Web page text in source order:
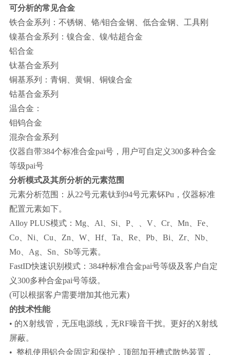
可分析的常见合金
铁合金系列：不锈钢、铬/钼合金钢、低合金钢、工具刚
镍基合金系列：镍合金、镍/钴超合金
铝合金
钛基合金系列
铜基系列：青铜、黄铜、铜镍合金
钴基合金系列
温合金：
钼钨合金
混杂合金系列
仪器自带384个标准合金pai号，用户可自定义300多种合金
等级pai号
分析模式及其所分析的元素范围
元素分析范围：从22号元素钛到94号元素钚Pu，仪器标准
配置元素如下。
Alloy PLUS模式：Mg、Al、Si、P、、V、Cr、Mn、Fe、
Co、Ni、Cu、Zn、W、Hf、Ta、Re、Pb、Bi、Zr、Nb、
Mo、Ag、Sn、Sb等元素。
FastID快速识别模式：384种标准合金pai号等级及客户自定
义300多种合金pai号等级。
(可以根据客户需要增加其他元素)
的技术性能
• 的X射线管，无压电源线，无RF噪音干扰。更好的X射线
屏蔽。
• 整机使用铝合金固定和保护，顶部加开槽式散热装置，